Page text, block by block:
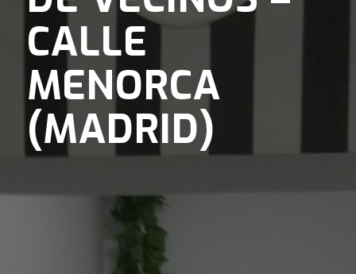
CALLE
MENORCA
(MADRID)